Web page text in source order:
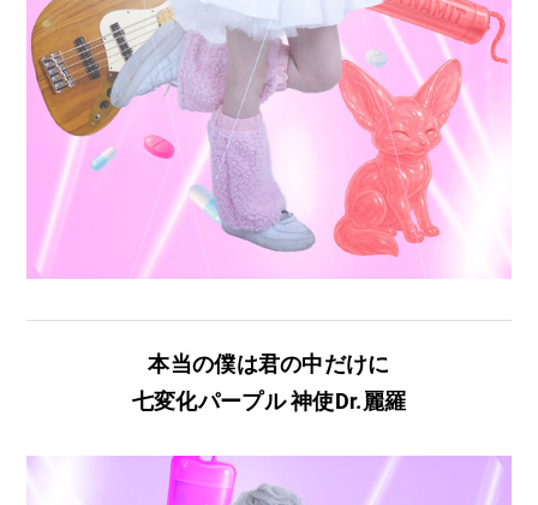
本当の僕は君の中だけに
七変化パープル 神使Dr.​麗羅